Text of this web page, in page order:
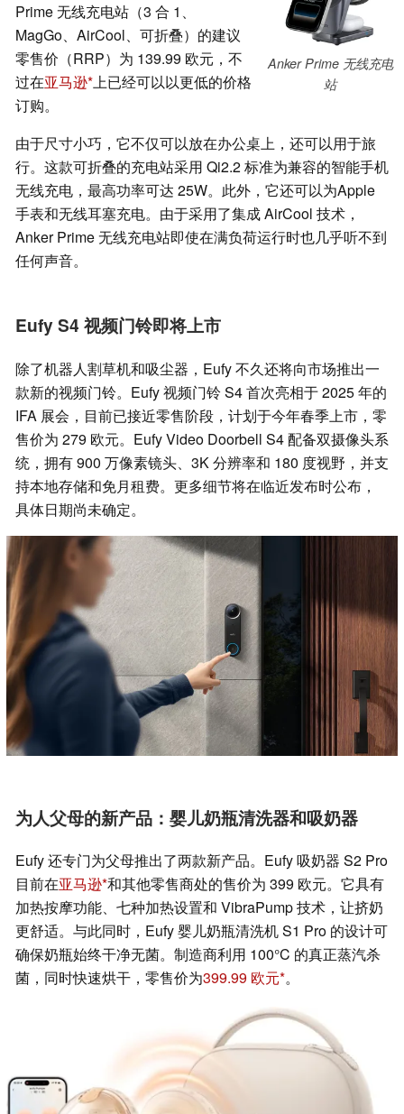
Anker Prime 无线充电
站
Prime 无线充电站（3 合 1、
MagGo、AirCool、可折叠）的建议
零售价（RRP）为 139.99 欧元，不
过在亚马逊 上已经可以以更低的价格
订购。
由于尺寸小巧，它不仅可以放在办公桌上，还可以用于旅
行。这款可折叠的充电站采用 Qi2.2 标准为兼容的智能手机
无线充电，最高功率可达 25W。此外，它还可以为Apple
手表和无线耳塞充电。由于采用了集成 AirCool 技术，
Anker Prime 无线充电站即使在满负荷运行时也几乎听不到
任何声音。
Eufy S4 视频门铃即将上市
除了机器人割草机和吸尘器，Eufy 不久还将向市场推出一
款新的视频门铃。Eufy 视频门铃 S4 首次亮相于 2025 年的
IFA 展会，目前已接近零售阶段，计划于今年春季上市，零
售价为 279 欧元。Eufy Video Doorbell S4 配备双摄像头系
统，拥有 900 万像素镜头、3K 分辨率和 180 度视野，并支
持本地存储和免月租费。更多细节将在临近发布时公布，
具体日期尚未确定。
为人父母的新产品：婴儿奶瓶清洗器和吸奶器
Eufy 还专门为父母推出了两款新产品。Eufy 吸奶器 S2 Pro
目前在亚马逊 和其他零售商处的售价为 399 欧元。它具有
加热按摩功能、七种加热设置和 VibraPump 技术，让挤奶
更舒适。与此同时，Eufy 婴儿奶瓶清洗机 S1 Pro 的设计可
确保奶瓶始终干净无菌。制造商利用 100°C 的真正蒸汽杀
菌，同时快速烘干，零售价为399.99 欧元 。